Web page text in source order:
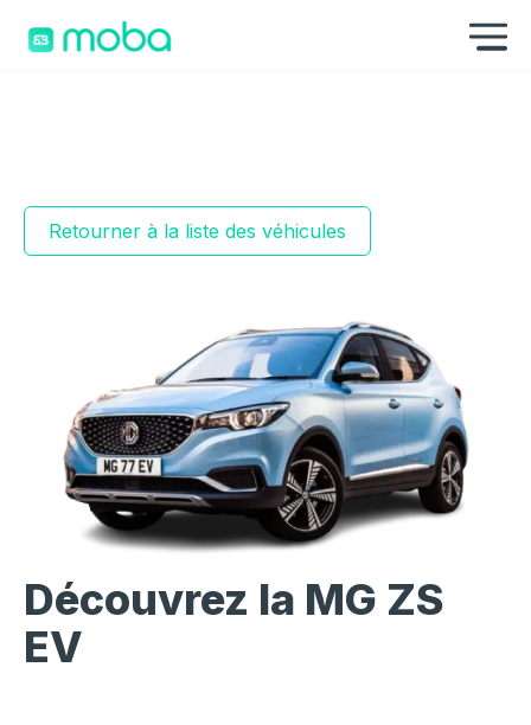
Retourner à la liste des véhicules
Découvrez la MG ZS
EV